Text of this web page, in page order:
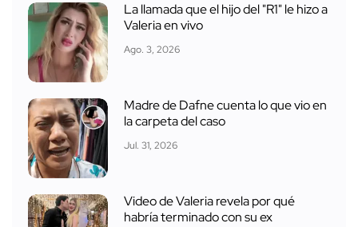
La llamada que el hijo del "R1" le hizo a
Valeria en vivo
Ago. 3, 2026
Madre de Dafne cuenta lo que vio en
la carpeta del caso
Jul. 31, 2026
Video de Valeria revela por qué
habría terminado con su ex